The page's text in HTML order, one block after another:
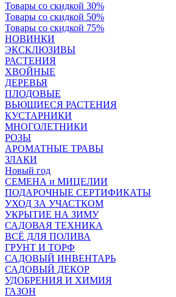
Товары со скидкой 30%
Товары со скидкой 50%
Товары со скидкой 75%
НОВИНКИ
ЭКСКЛЮЗИВЫ
РАСТЕНИЯ
ХВОЙНЫЕ
ДЕРЕВЬЯ
ПЛОДОВЫЕ
ВЬЮЩИЕСЯ РАСТЕНИЯ
КУСТАРНИКИ
МНОГОЛЕТНИКИ
РОЗЫ
АРОМАТНЫЕ ТРАВЫ
ЗЛАКИ
Новый год
СЕМЕНА и МИЦЕЛИИ
ПОДАРОЧНЫЕ СЕРТИФИКАТЫ
УХОД ЗА УЧАСТКОМ
УКРЫТИЕ НА ЗИМУ
САДОВАЯ ТЕХНИКА
ВСЁ ДЛЯ ПОЛИВА
ГРУНТ И ТОРФ
САДОВЫЙ ИНВЕНТАРЬ
САДОВЫЙ ДЕКОР
УДОБРЕНИЯ И ХИМИЯ
ГАЗОН